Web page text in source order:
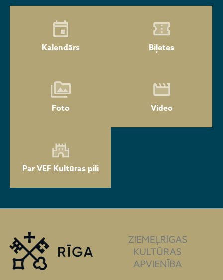
Kalendārs Biļetes
Foto Video
Par VEF Kultūras pili